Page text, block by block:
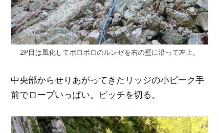
2P目は風化してボロボロのルンゼを右の壁に沿って左上。
中央部からせりあがってきたリッジの小ピーク手
前でロープいっぱい。ピッチを切る。